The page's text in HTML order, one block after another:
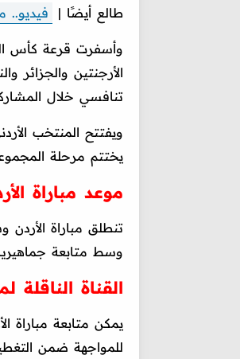
طالع أيضًا | فيديو..
الأرجنتين
تنافسي خلال
يختتم مرحلة المجموعات
موعد مباراة
وسط متابعة
القناة الناقلة
يمكن متابعة مباراة
للمواجهة ضمن